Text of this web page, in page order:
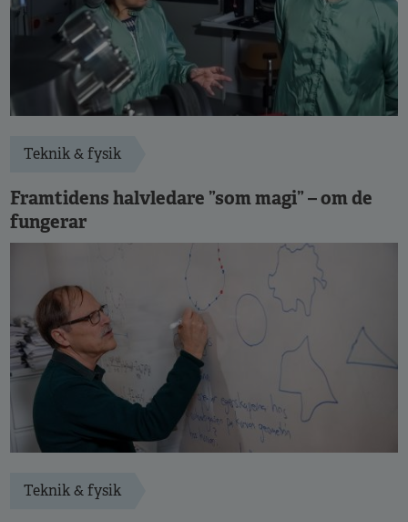
Teknik & fysik
Framtidens halvledare ”som magi” – om de
fungerar
Teknik & fysik